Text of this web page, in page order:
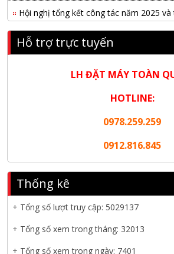
Hội nghị tổng kết công tác năm 2025
năm 2026 do chi hội tàu du lịch Hạ Long
NANIBI khai trương văn phòng Ninh
Nanibi Cung Cấp Động Cơ Weichai Cho
KHAI XUÂN 2026 – KHỞI ĐẦU MAY
THÀNH CÔNG
THƯ CHÚC MỪNG NĂM MỚI 2026
NANIBI VIỆT NAM YEAR END PARTY
CÙNG PHÁT TRIỂN
Hỗ trợ trực tuyến
LH ĐẶT MÁY TOÀN
HOTLINE:
0978.259.259
0912.816.845
Thống kê
+ Tổng số lượt truy cập: 5029137
+ Tổng số xem trong tháng: 32013
+ Tổng số xem trong ngày: 7401